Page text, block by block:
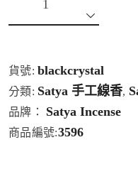
貨號:blackcrystal
分類: Satya 手工線香,
品牌： Satya Incense
商品編號:3596